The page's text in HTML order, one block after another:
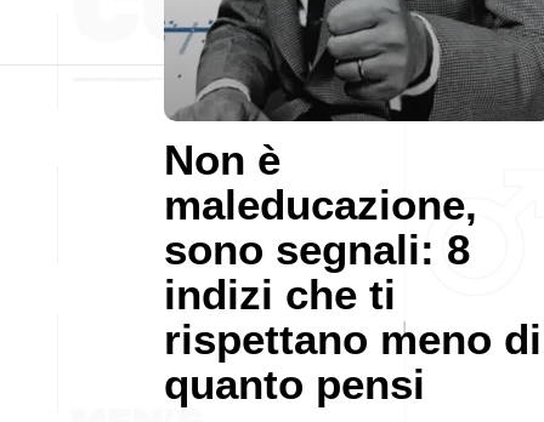
Non è
maleducazione,
sono segnali: 8
indizi che ti
rispettano meno di
quanto pensi